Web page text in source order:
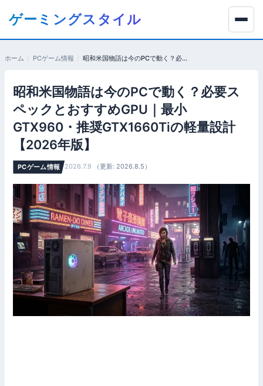
ツ
ゲーミングスタイル
ホーム PCゲーム情報 昭和米国物語は今のPCで動く？必要スペックとおすすめGPU｜最小GTX960・推奨GTX1660Tiの軽量設計【2026年版】
昭和米国物語は今のPCで動く？必要ス
ペックとおすすめGPU｜最小
GTX960・推奨GTX1660Tiの軽量設計
【2026年版】
PCゲーム情報 2026.7.9 （更新: 2026.8.5）